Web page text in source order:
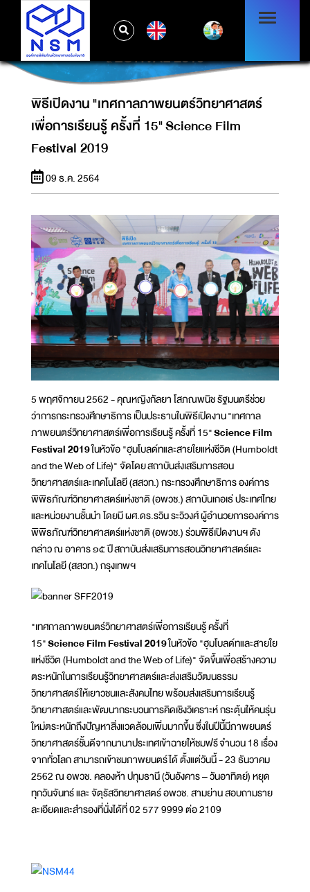
พิธีเปิดงาน "เทศกาลภาพยนตร์วิทยาศาสตร์เพื่อ
การเรียนรู้ ครั้งที่ 15" SCIENCE FILM
FESTIVAL 2019
พิธีเปิดงาน "เทศกาลภาพยนตร์วิทยาศาสตร์
เพื่อการเรียนรู้ ครั้งที่ 15" Science Film
Festival 2019
09 ธ.ค. 2564
5 พฤศจิกายน 2562 - คุณหญิงกัลยา โสภณพนิช รัฐมนตรีช่วย
ว่าการกระทรวงศึกษาธิการ เป็นประธานในพิธีเปิดงาน "เทศกาล
ภาพยนตร์วิทยาศาสตร์เพื่อการเรียนรู้ ครั้งที่ 15"Science Film
Festival 2019ในหัวข้อ "ฮุมโบลด์ทและสายใยแห่งชีวิต (Humboldt
and the Web of Life)" จัดโดย สถาบันส่งเสริมการสอน
วิทยาศาสตร์และเทคโนโลยี (สสวท.) กระทรวงศึกษาธิการ องค์การ
พิพิธภัณฑ์วิทยาศาสตร์แห่งชาติ (อพวช.) สถาบันเกอเธ่ ประเทศไทย
และหน่วยงานชั้นนำ โดยมี ผศ.ดร.รวิน ระวิวงศ์ ผู้อำนวยการองค์การ
พิพิธภัณฑ์วิทยาศาสตร์แห่งชาติ (อพวช.) ร่วมพิธีเปิดงานฯ ดัง
กล่าว ณ อาคาร ๑๕ ปี สถาบันส่งเสริมการสอนวิทยาศาสตร์และ
เทคโนโลยี (สสวท.) กรุงเทพฯ
"เทศกาลภาพยนตร์วิทยาศาสตร์เพื่อการเรียนรู้ ครั้งที่
15"Science Film Festival 2019ในหัวข้อ "ฮุมโบลด์ทและสายใย
แห่งชีวิต (Humboldt and the Web of Life)" จัดขึ้นเพื่อสร้างความ
ตระหนักในการเรียนรู้วิทยาศาสตร์และส่งเสริมวัฒนธรรม
วิทยาศาสตร์ให้เยาวชนและสังคมไทย พร้อมส่งเสริมการเรียนรู้
วิทยาศาสตร์และพัฒนากระบวนการคิดเชิงวิเคราะห์ กระตุ้นให้คนรุ่น
ใหม่ตระหนักถึงปัญหาสิ่งแวดล้อมเพิ่มมากขึ้น ซึ่งในปีนี้มีภาพยนตร์
วิทยาศาสตร์ชั้นดีจากนานาประเทศเข้าฉายให้ชมฟรี จำนวน 18 เรื่อง
จากทั่วโลก สามารถเข้าชมภาพยนตร์ได้ ตั้งแต่วันนี้ - 23 ธันวาคม
2562 ณ อพวช. คลองห้า ปทุมธานี (วันอังคาร – วันอาทิตย์) หยุด
ทุกวันจันทร์ และ จัตุรัสวิทยาศาสตร์ อพวช. สามย่าน สอบถามราย
ละเอียดและสำรองที่นั่งได้ที่ 02 577 9999 ต่อ 2109